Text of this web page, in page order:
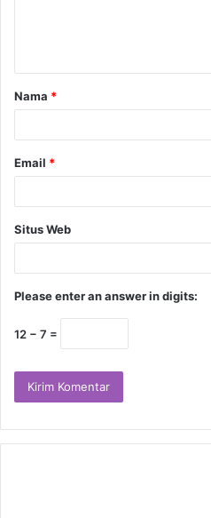
Nama *
Email *
Situs Web
Please enter an answer in digits:
12 − 7 =